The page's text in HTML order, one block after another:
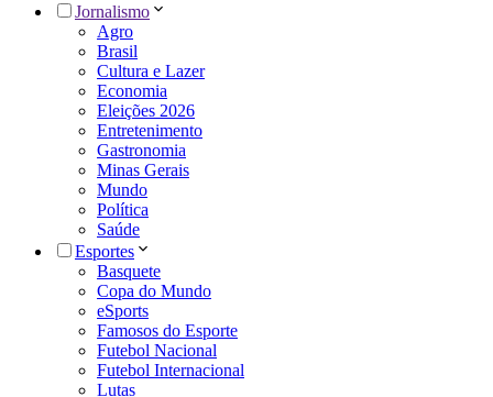
Jornalismo
Agro
Brasil
Cultura e Lazer
Economia
Eleições 2026
Entretenimento
Gastronomia
Minas Gerais
Mundo
Política
Saúde
Esportes
Basquete
Copa do Mundo
eSports
Famosos do Esporte
Futebol Nacional
Futebol Internacional
Lutas